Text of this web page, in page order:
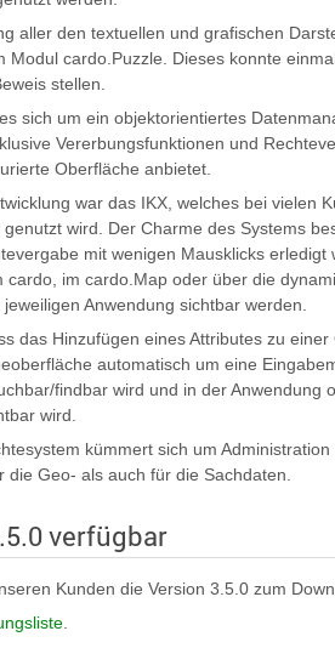
aller den textuellen und grafischen
Modul cardo.Puzzle. Dieses konnte
stellen.
sich um ein objektorientiertes
Vererbungsfunktionen und
Oberfläche anbietet.
war das IKX, welches bei vielen
wird. Der Charme des Systems
mit wenigen Mausklicks erledigt
cardo, im cardo.Map oder über die
Anwendung sichtbar werden.
das Hinzufügen eines Attributes zu
automatisch um eine
findbar wird und in der Anwendung
wird.
kümmert sich um
die Geo- als auch für die Sachdaten.
verfügbar
Kunden die Version 3.5.0 zum